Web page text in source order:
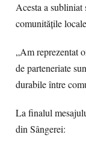
Acesta a
comunitățile
„Am reprezentat
de parteneriate
durabile între
La finalul
din Sângerei: